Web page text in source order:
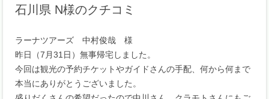
石川県 N様のクチコミ
ラーナツアーズ 中村俊哉 様
昨日（7月31日）無事帰宅しました。
今回は観光の予約チケットやガイドさんの手配、何から何まで
本当にありがとうございました。